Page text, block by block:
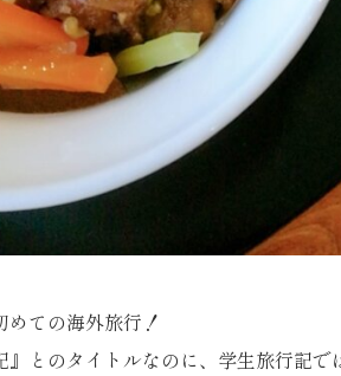
めての海外旅行！
』とのタイトルなのに、学生旅行記